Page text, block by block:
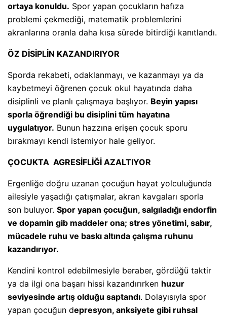
ortaya konuldu. Spor yapan çocukların hafıza
problemi çekmediği, matematik problemlerini
akranlarına oranla daha kısa sürede bitirdiği kanıtlandı.
ÖZ DİSİPLİN KAZANDIRIYOR
Sporda rekabeti, odaklanmayı, ve kazanmayı ya da
kaybetmeyi öğrenen çocuk okul hayatında daha
disiplinli ve planlı çalışmaya başlıyor. Beyin yapısı
sporla öğrendiği bu disiplini tüm hayatına
uygulatıyor. Bunun hazzına erişen çocuk sporu
bırakmayı kendi istemiyor hale geliyor.
ÇOCUKTA AGRESİFLİĞİ AZALTIYOR
Ergenliğe doğru uzanan çocuğun hayat yolculuğunda
ailesiyle yaşadığı çatışmalar, akran kavgaları sporla
son buluyor. Spor yapan çocuğun, salgıladığı endorfin
ve dopamin gib maddeler ona; stres yönetimi, sabır,
mücadele ruhu ve baskı altında çalışma ruhunu
kazandırıyor.
Kendini kontrol edebilmesiyle beraber, gördüğü taktir
ya da ilgi ona başarı hissi kazandırırken huzur
seviyesinde artış olduğu saptandı. Dolayısıyla spor
yapan çocuğun depresyon, anksiyete gibi ruhsal